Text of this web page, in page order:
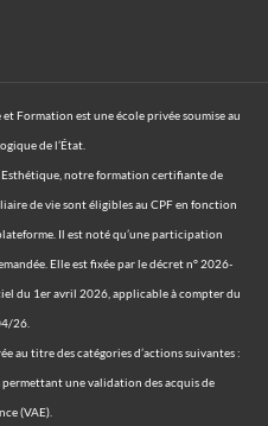
Formation est une école privée soumise au
de l’État.
Esthétique, notre formation certifiante de
de vie sont éligibles au CPF en fonction
Il est noté qu’une participation
Elle est fixée par le décret n° 2026-
du 1er avril 2026, applicable à compter du
26.
au titre des catégories d’actions suivantes :
une validation des acquis de
(VAE).